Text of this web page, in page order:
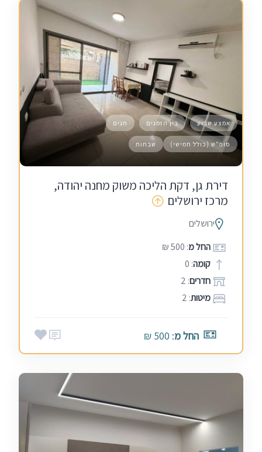
אמצע שבוע בין הזמנים חגים
סופ"ש (כולל חמישי) שבתות
דירת גן, דקת הליכה משוק מחנה יהודה,
מרכז ירושלים
ירושלים
החל מ: 500 ₪
קומה: 0
חדרים: 2
מיטות: 2
החל מ: 500 ₪